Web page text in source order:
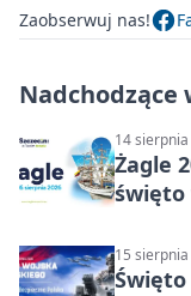
Zaobserwuj nas!
Nadchodzące
14
Żagle
święto
15
Święto